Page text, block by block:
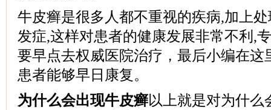
牛皮癣是很多人都不重视的疾病,加上
发症,这样对患者的健康发展非常不利,
要早点去权威医院治疗，最后小编在这
患者能够早日康复。
为什么会出现牛皮癣以上就是对为什么